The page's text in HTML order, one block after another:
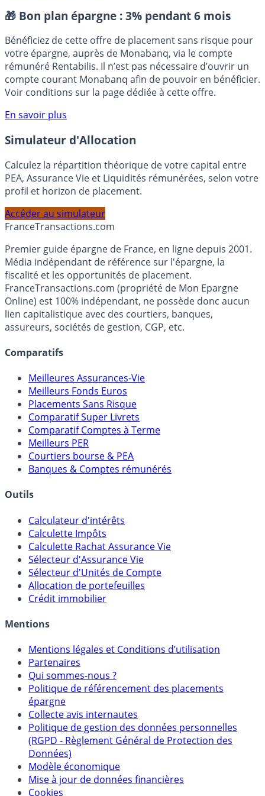
Placement sans risque
🎁 Bon plan épargne : 3% pendant 6 mois
Bénéficiez de cette offre de placement sans risque pour
votre épargne, auprès de Monabanq, via le compte
rémunéré Rentabilis. Il n’est pas nécessaire d’ouvrir un
Voir conditions sur la page dédiée à cette offre.
En savoir plus
Simulateur d'Allocation
Calculez la répartition théorique de votre capital entre
PEA, Assurance Vie et Liquidités rémunérées, selon votre
profil et horizon de placement.
FranceTransactions.com
Premier guide épargne de France, en ligne depuis 2001.
Média indépendant de référence sur l'épargne, la
fiscalité et les opportunités de placement.
FranceTransactions.com (propriété de Mon Epargne
Online) est 100% indépendant, ne possède donc aucun
lien capitalistique avec des courtiers, banques,
assureurs, sociétés de gestion, CGP, etc.
Comparatifs
Meilleures Assurances-Vie
Meilleurs Fonds Euros
Placements Sans Risque
Comparatif Super Livrets
Comparatif Comptes à Terme
Meilleurs PER
Banques & Comptes rémunérés
Outils
Calculateur d'intérêts
Calculette Impôts
Calculette Rachat Assurance Vie
Sélecteur d'Assurance Vie
Sélecteur d'Unités de Compte
Crédit immobilier
Mentions
Mentions légales et Conditions d’utilisation
Partenaires
Qui sommes-nous ?
Politique de référencement des placements
épargne
Collecte avis internautes
Politique de gestion des données personnelles
(RGPD - Règlement Général de Protection des
Données)
Modèle économique